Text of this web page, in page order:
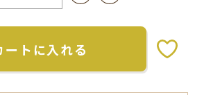
ートに入れる